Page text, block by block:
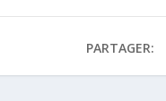
PARTAGER: